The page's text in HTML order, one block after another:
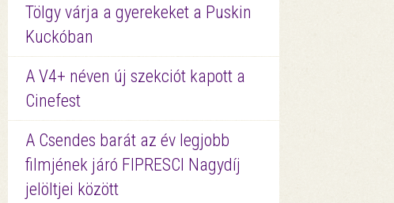
Tölgy várja a gyerekeket a Puskin
Kuckóban
A V4+ néven új szekciót kapott a
Cinefest
A Csendes barát az év legjobb
filmjének járó FIPRESCI Nagydíj
jelöltjei között